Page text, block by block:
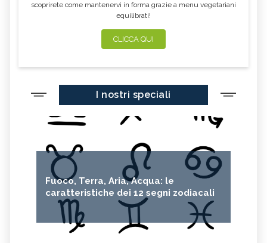
scoprirete come mantenervi in forma grazie a menu vegetariani
equilibrati!
CLICCA QUI
I nostri speciali
Fuoco, Terra, Aria, Acqua: le
caratteristiche dei 12 segni zodiacali